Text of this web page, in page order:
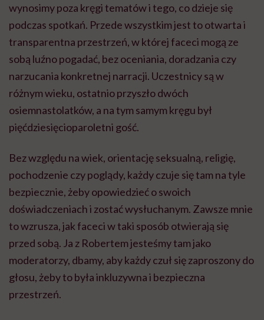
wynosimy poza kręgi tematów i tego, co dzieje się
podczas spotkań. Przede wszystkim jest to otwarta i
transparentna przestrzeń, w której faceci mogą ze
sobą luźno pogadać, bez oceniania, doradzania czy
narzucania konkretnej narracji. Uczestnicy są w
różnym wieku, ostatnio przyszło dwóch
osiemnastolatków, a na tym samym kręgu był
pięćdziesięcioparoletni gość.
Bez względu na wiek, orientację seksualną, religię,
pochodzenie czy poglądy, każdy czuje się tam na tyle
bezpiecznie, żeby opowiedzieć o swoich
doświadczeniach i zostać wysłuchanym. Zawsze mnie
to wzrusza, jak faceci w taki sposób otwierają się
przed sobą. Ja z Robertem jesteśmy tam jako
moderatorzy, dbamy, aby każdy czuł się zaproszony do
głosu, żeby to była inkluzywna i bezpieczna
przestrzeń.